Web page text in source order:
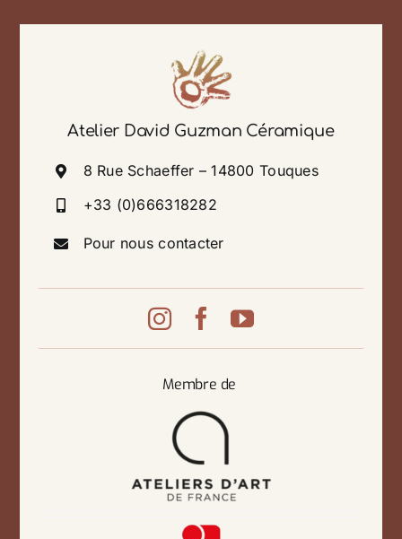
Atelier David Guzman Céramique
8 Rue Schaeffer – 14800 Touques
+33 (0)666318282
Pour nous contacter
Membre de